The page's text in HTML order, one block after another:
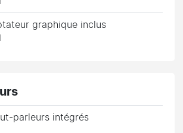
graphique inclus
parleurs intégrés